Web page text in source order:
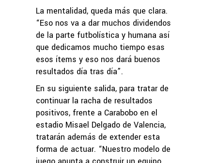
La mentalidad, queda más que clara.
“Eso nos va a dar muchos dividendos
de la parte futbolística y humana así
que dedicamos mucho tiempo esas
esos ítems y eso nos dará buenos
resultados día tras día”.
En su siguiente salida, para tratar de
continuar la racha de resultados
positivos, frente a Carabobo en el
estadio Misael Delgado de Valencia,
tratarán además de extender esta
forma de actuar. “Nuestro modelo de